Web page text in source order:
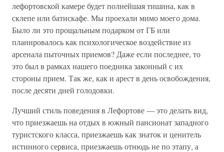
лефортовской камере будет полнейшая тишина, как в
склепе или батискафе. Мы проехали мимо моего дома.
Было ли это прощальным подарком от ГБ или
планировалось как психологическое воздействие из
арсенала пыточных приемов? Даже если последнее, то
это был в рамках нашего поединка законный с их
стороны прием. Так же, как и арест в день освобождения,
после десяти дней голодовки.
Лучший стиль поведения в Лефортове — это делать вид,
что приезжаешь на отдых в южный пансионат западного
туристского класса, приезжаешь как знаток и ценитель
истинного сервиса, приезжаешь отнюдь не по этапу, а